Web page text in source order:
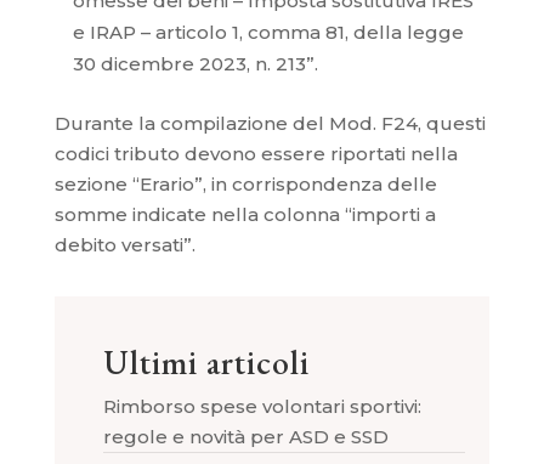
e IRAP – articolo 1, comma 81, della legge
30 dicembre 2023, n. 213”.
Durante la compilazione del Mod. F24, questi
codici tributo devono essere riportati nella
sezione “Erario”, in corrispondenza delle
somme indicate nella colonna “importi a
debito versati”.
Ultimi articoli
Rimborso spese volontari sportivi:
regole e novità per ASD e SSD